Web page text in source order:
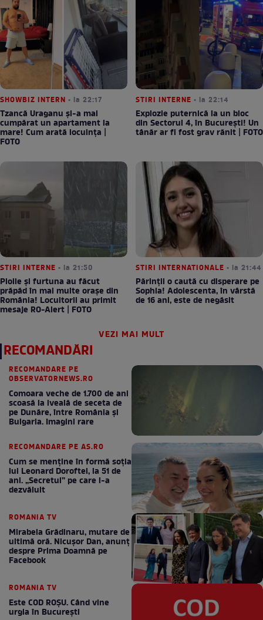
SHOWBIZ INTERN • la 22:17
Tzancă Uraganu și-a mai
cumpărat un apartament la
mare! Cum arată locuința |
FOTO
STIRI INTERNE • la 22:14
Explozie puternică la un bloc
din Sectorul 4, în București! Un
tânăr ar fi fost grav rănit | FOTO
STIRI INTERNE • la 21:50
Ploile și furtuna au făcut
prăpăd în mai multe orașe din
România! Locuitorii au primit
mesaje RO-Alert | FOTO
STIRI INTERNATIONALE • la 21:44
Părinții o caută cu disperare pe
Sophia! Adolescenta, în vârstă
de 16 ani, este de negăsit
VEZI MAI MULT
RECOMANDĂRI
RECOMANDARE PE
OBSERVATORNEWS.RO
Comoara veche de 1.700 de ani
scoasă la iveală de seceta de
pe Dunăre, între România şi
Bulgaria. Imagini rare
RECOMANDARE PE AS.RO
Cum se menţine în formă soţia
lui Leonard Doroftei, la 51 de
ani. „Secretul” pe care l-a
dezvăluit
ROMANIA TV
Mirabela Grădinaru, mutare de
ultimă oră. Nicuşor Dan, anunţ
despre Prima Doamnă pe
Facebook
ROMANIA TV
Este COD ROŞU. Când vine
urgia în Bucureşti